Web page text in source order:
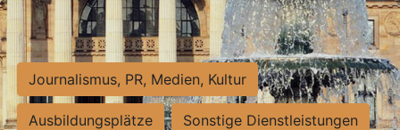
Journalismus, PR, Medien, Kultur
Ausbildungsplätze Sonstige Dienstleistungen